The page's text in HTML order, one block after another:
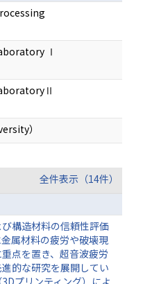
Ⅰ
）
全件表示（14件）
構造材料の信頼性評価
属材料の疲労や破壊現
点を置き、超音波疲労
的な研究を展開してい